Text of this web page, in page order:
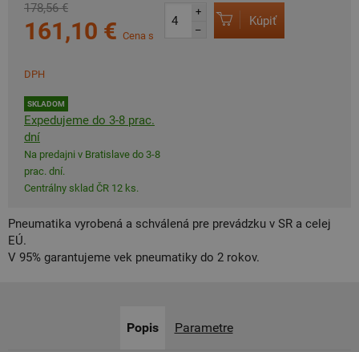
178,56 €
161,10 € Cena s
DPH
SKLADOM
Expedujeme do 3-8 prac.
dní
Na predajni v Bratislave do 3-8
prac. dní.
Centrálny sklad ČR 12 ks.
+
–
Kúpiť
Pneumatika vyrobená a schválená pre prevádzku v SR a celej
EÚ.
V 95% garantujeme vek pneumatiky do 2 rokov.
Popis Parametre